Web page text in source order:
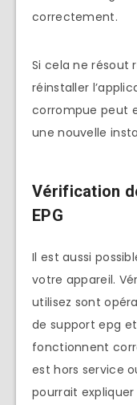
correctement.
Si cela ne résout
réinstaller
corrompue peut
une nouvelle
Vérification
EPG
Il est aussi
votre appareil.
utilisez sont
de support epg
fonctionnent
est hors service
pourrait expliquer